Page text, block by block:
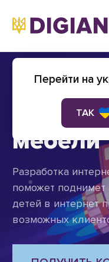
мебели
Разработка
поможет
детей в интернет
возможных
+
Перейти на
ТАК